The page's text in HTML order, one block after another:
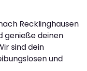
Recklinghausen
genieße deinen
sind dein
und